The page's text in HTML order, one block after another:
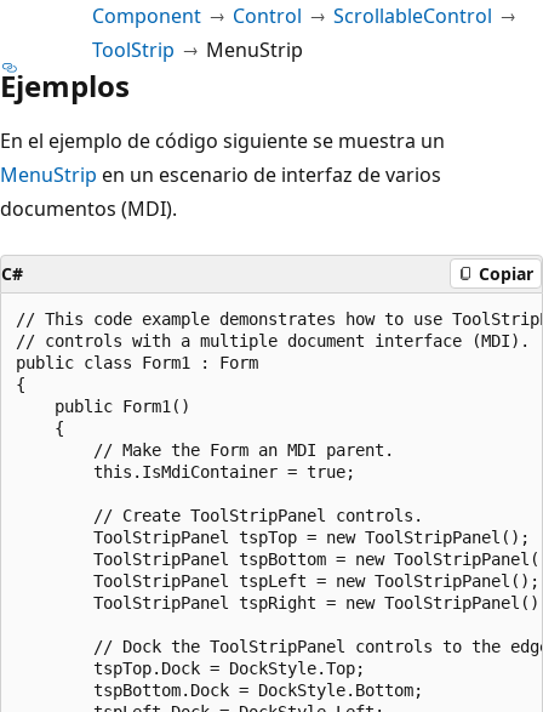
Component
Control
ScrollableControl
ToolStrip
MenuStrip
Ejemplos
En el ejemplo de código siguiente se muestra un
MenuStrip en un escenario de interfaz de varios
documentos (MDI).
C# Copiar
// This code example demonstrates how to use
// controls with a multiple document interface (MDI).
public class Form1 : Form
{
    public Form1()
    {
        // Make the Form an MDI parent.
        this.IsMdiContainer = true;
        // Create ToolStripPanel controls.
        ToolStripPanel tspTop = new ToolStripPanel();
ToolStripPanel tspBottom = new
        ToolStripPanel tspLeft = new ToolStripPanel();
ToolStripPanel tspRight = new
// Dock the ToolStripPanel controls to the
        tspTop.Dock = DockStyle.Top;
        tspBottom.Dock = DockStyle.Bottom;